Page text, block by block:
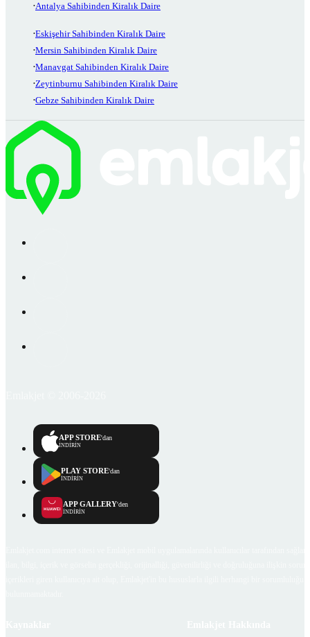
Antalya Sahibinden Kiralık Daire
Eskişehir Sahibinden Kiralık Daire
Mersin Sahibinden Kiralık Daire
Manavgat Sahibinden Kiralık Daire
Zeytinburnu Sahibinden Kiralık Daire
Gebze Sahibinden Kiralık Daire
APP STORE'dan
İNDİRİN
PLAY STORE'dan
İNDİRİN
APP GALLERY'den
İNDİRİN